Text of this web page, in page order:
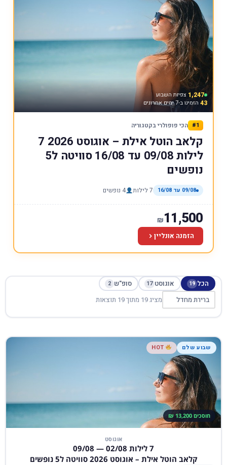
1,247 צפיות השבוע
43 הזמינו ב-7 ימים אחרונים
#1 הכי פופולרי בקטגוריה
קלאב הוטל אילת – אוגוסט 2026 7
לילות 09/08 עד 16/08 סוויטה ל5
נופשים
09/08 עד 16/08 7 לילות 4 נופשים
11,500
₪
הזמנה אונליין
הכל 19 אוגוסט 17 סופ"ש 2
מציג 19 מתוך 19 תוצאות
שבוע שלם
חוסכים 13,200 ₪
אוגוסט
7 לילות 02/08 — 09/08
קלאב הוטל אילת – אוגוסט 2026 סוויטה ל5 נופשים